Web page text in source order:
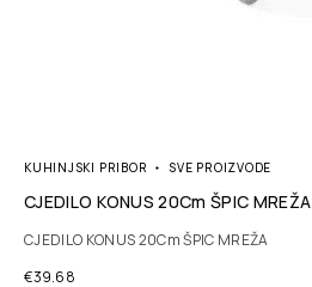
KUHINJSKI PRIBOR SVE PROIZVODE
CJEDILO KONUS 20Cm ŠPIC MREŽA
CJEDILO KONUS 20Cm ŠPIC MREŽA
€39.68